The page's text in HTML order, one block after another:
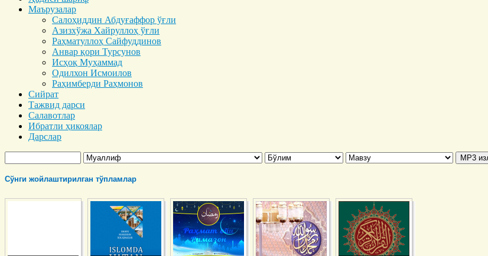
Маърузалар
Салоҳиддин Абдуғаффор ўғли
Азизхўжа Хайруллоҳ ўғли
Раҳматуллоҳ Сайфуддинов
Анвар қори Турсунов
Исҳоқ Муҳаммад
Одилхон Исмоилов
Раҳимберди Раҳмонов
Сийрат
Тажвид дарси
Салавотлар
Ибратли ҳикоялар
Дарслар
Сўнги жойлаштирилган тўпламлар